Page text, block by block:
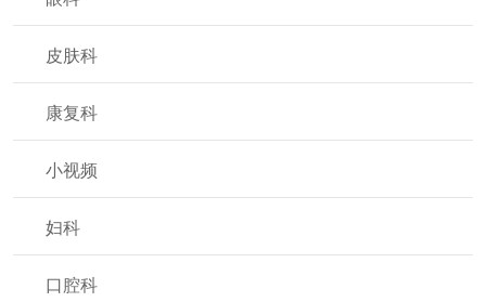
皮肤科
康复科
小视频
妇科
口腔科